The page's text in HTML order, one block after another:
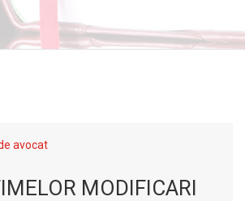
MODIFICARI